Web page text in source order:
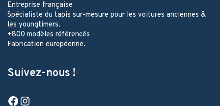
Entreprise française
Spécialiste du tapis sur-mesure pour les voitures anciennes &
les youngtimers.
+800 modèles référencés
Fabrication européenne.
Suivez-nous !
Facebook